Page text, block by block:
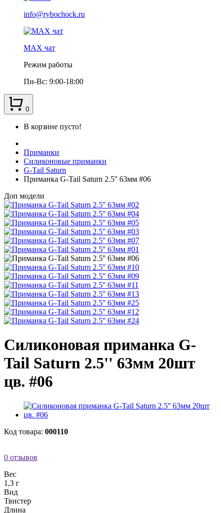
info@rybochock.ru
МАХ чат
Режим работы
Пн-Вс: 9:00-18:00
0
В корзине пусто!
Приманки
Силиконовые приманки
G-Tail Saturn
Приманка G-Tail Saturn 2.5'' 63мм #06
Доп модели
Силиконовая приманка G-
Tail Saturn 2.5'' 63мм 20шт
цв. #06
Код товара: 000110
0 отзывов
Вес
1,3 г
Вид
Твистер
Длина